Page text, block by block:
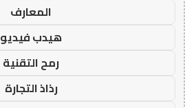
المعارف
هيدب فيديو
رمح التقنية
رذاذ التجارة